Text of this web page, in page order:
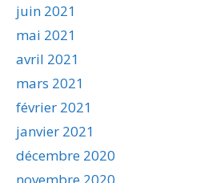
juin 2021
mai 2021
avril 2021
mars 2021
février 2021
janvier 2021
décembre 2020
novembre 2020